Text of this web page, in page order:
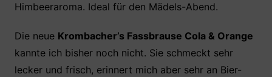
Himbeeraroma. Ideal für den Mädels-Abend.
Die neue Krombacher’s Fassbrause Cola & Orange
kannte ich bisher noch nicht. Sie schmeckt sehr
lecker und frisch, erinnert mich aber sehr an Bier-